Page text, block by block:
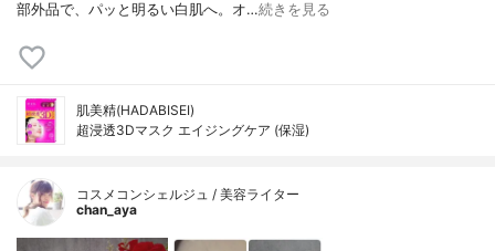
部外品で、パッと明るい白肌へ。オ…続きを見る
肌美精(HADABISEI)
超浸透3Dマスク エイジングケア (保湿)
コスメコンシェルジュ / 美容ライター
chan_aya